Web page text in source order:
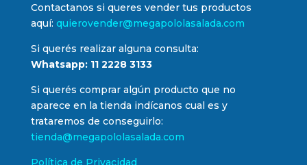
Contactanos si queres vender tus productos
aquí: quierovender@megapololasalada.com
Si querés realizar alguna consulta:
Whatsapp: 11 2228 3133
Si querés comprar algún producto que no
aparece en la tienda indícanos cual es y
trataremos de conseguirlo:
tienda@megapololasalada.com
Política de Privacidad